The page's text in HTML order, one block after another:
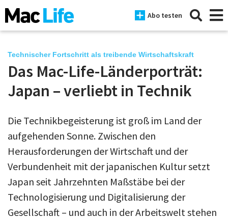
Abo testen
News
Mac
iPad
Tests
Tipps
Magazine
Technischer Fortschritt als treibende Wirtschaftskraft
Das Mac-Life-Länderporträt:
Japan – verliebt in Technik
Die Technikbegeisterung ist groß im Land der
aufgehenden Sonne. Zwischen den
Herausforderungen der Wirtschaft und der
Verbundenheit mit der japanischen Kultur setzt
Japan seit Jahrzehnten Maßstäbe bei der
Technologisierung und Digitalisierung der
Gesellschaft – und auch in der Arbeitswelt stehen